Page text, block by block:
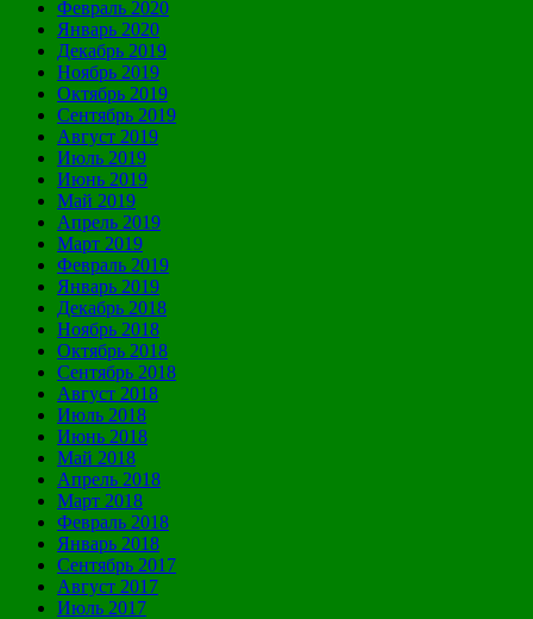
Февраль 2020
Январь 2020
Декабрь 2019
Ноябрь 2019
Октябрь 2019
Сентябрь 2019
Август 2019
Июль 2019
Июнь 2019
Май 2019
Апрель 2019
Март 2019
Февраль 2019
Январь 2019
Декабрь 2018
Ноябрь 2018
Октябрь 2018
Сентябрь 2018
Август 2018
Июль 2018
Июнь 2018
Май 2018
Апрель 2018
Март 2018
Февраль 2018
Январь 2018
Сентябрь 2017
Август 2017
Июль 2017